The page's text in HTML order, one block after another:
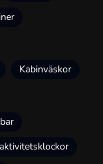
Kabinväskor